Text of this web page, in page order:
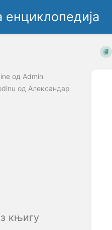
енциклопедија
oд Admin
од Александар
књигу